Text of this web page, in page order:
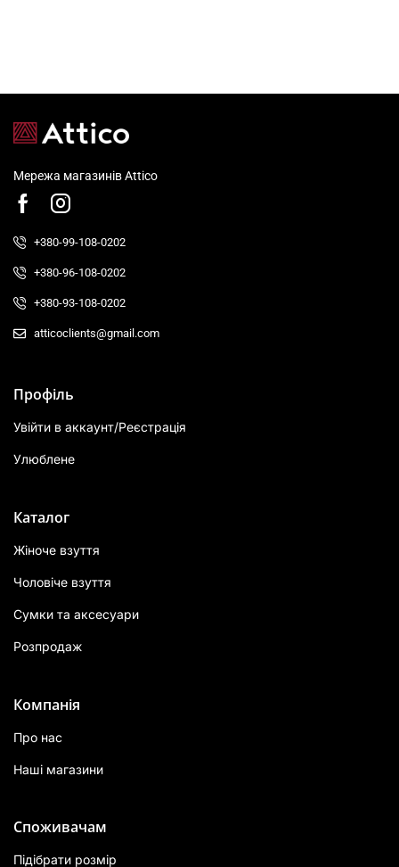
Мережа магазинів Attico
+380-99-108-0202
+380-96-108-0202
+380-93-108-0202
atticoclients@gmail.com
Профіль
Увійти в аккаунт/Реєстрація
Улюблене
Каталог
Жіноче взуття
Чоловіче взуття
Сумки та аксесуари
Розпродаж
Компанія
Про нас
Наші магазини
Споживачам
Підібрати розмір